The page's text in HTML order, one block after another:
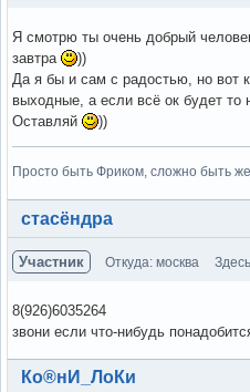
Я смотрю ты очень добрый
завтра
))
Да я бы и сам с радостью, но вот
выходные, а если всё ок будет
Оставляй
))
Просто быть Фриком, сложно быть
Вне форума
стасёндра
Участник Откуда: москва
8(926)6035264
звони если что-нибудь
Вне форума
Ко®нИ_ЛоКи